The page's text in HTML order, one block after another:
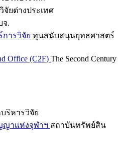
จัยต่างประเทศ
จ.
ารวิจัย ทุนสนับสนุนยุทธศาสตร์
Office (C2F) The Second Century
ริหารวิจัย
าแห่งจุฬาฯ สถาบันทรัพย์สิน